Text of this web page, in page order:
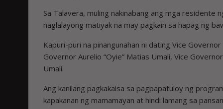
Sa Talavera, muling nakinabang ang mga residente
naglalayong matiyak na may pagkain sa hapag ng
Kapuri-puri na pinangunahan ni dating Vice
Governor Aurelio “Oyie” Matias Umali, Vice
Umali.
Ang kanilang pagkakaisa sa pagpapatuloy ng
kapakanan ng mamamayan at hindi lamang sa